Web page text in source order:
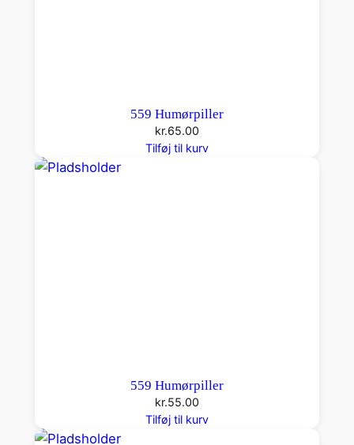
559 Humørpiller
kr.65.00
Tilføj til kurv
559 Humørpiller
kr.55.00
Tilføj til kurv